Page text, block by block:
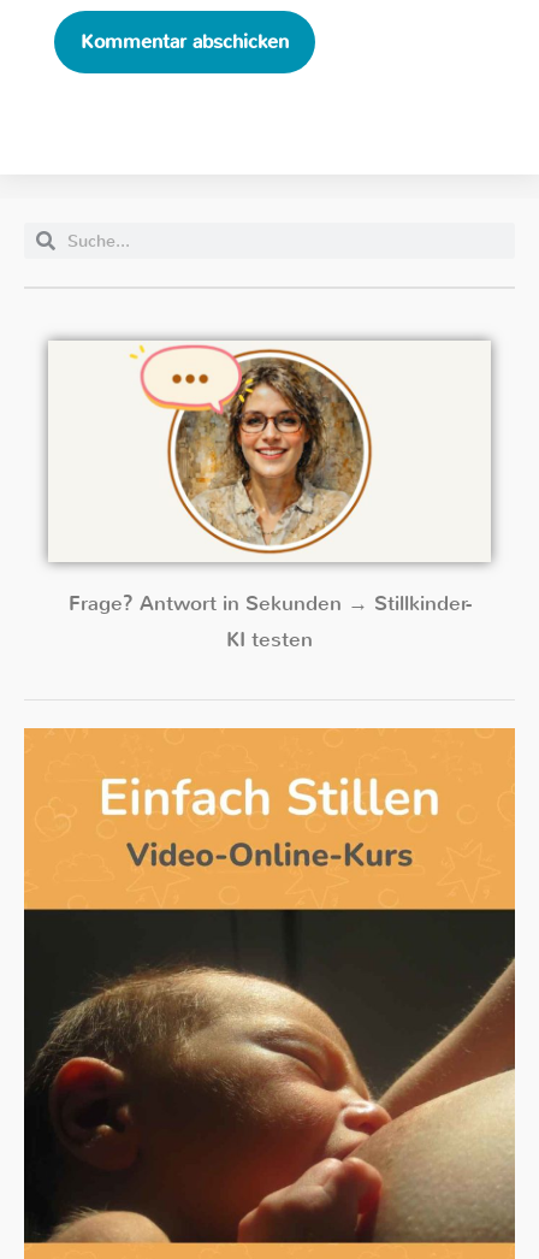
Frage? Antwort in Sekunden → Stillkinder-
KI testen